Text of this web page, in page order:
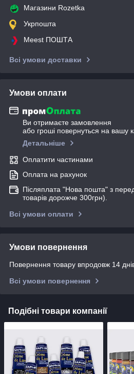
Магазини Rozetka
Укрпошта
Meest ПОШТА
Всі умови доставки
Умови оплати
Ви отримаєте замовлення
або гроші повернуться на вашу
Детальніше
Оплатити частинами
Оплата на рахунок
Післяплата "Нова пошта" з
товарів дорожче 300грн).
Всі умови оплати
Умови повернення
Повернення товару впродовж 14
Всі умови повернення
Подібні товари компанії